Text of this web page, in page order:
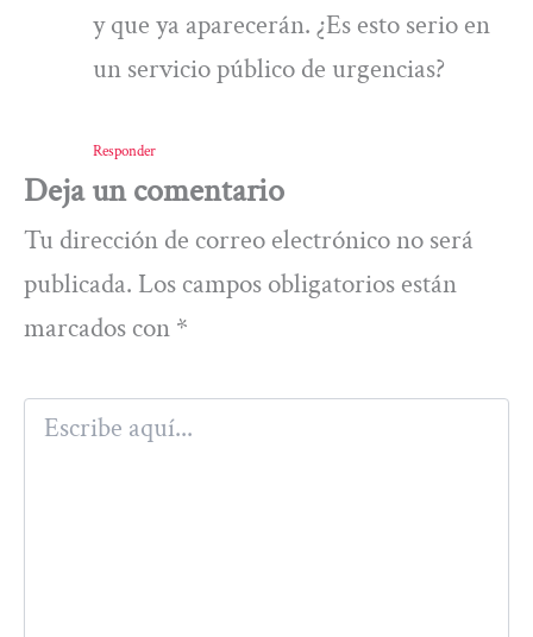
y que ya aparecerán. ¿Es esto serio en
un servicio público de urgencias?
Responder
Deja un comentario
Tu dirección de correo electrónico no será
publicada. Los campos obligatorios están
marcados con *
Escribe
aquí...